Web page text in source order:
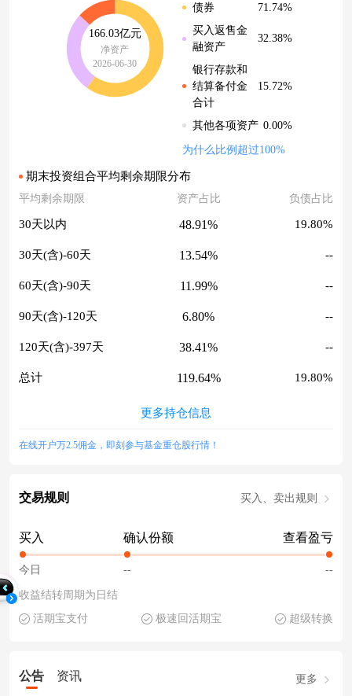
166.03亿元
净资产
2026-06-30
债券
71.74%
买入返售金
融资产
32.38%
银行存款和
结算备付金
合计
15.72%
其他各项资产 0.00%
为什么比例超过100%
期末投资组合平均剩余期限分布
平均剩余期限 资产占比 负债占比
30天以内 48.91% 19.80%
30天(含)-60天 13.54% --
60天(含)-90天 11.99% --
90天(含)-120天 6.80% --
120天(含)-397天 38.41% --
总计 119.64% 19.80%
更多持仓信息
在线开户万2.5佣金，即刻参与基金重仓股行情！
交易规则 买入、卖出规则
买入
今日
确认份额
--
查看盈亏
--
收益结转周期为日结
活期宝支付
极速回活期宝 超级转换
公告 资讯 更多